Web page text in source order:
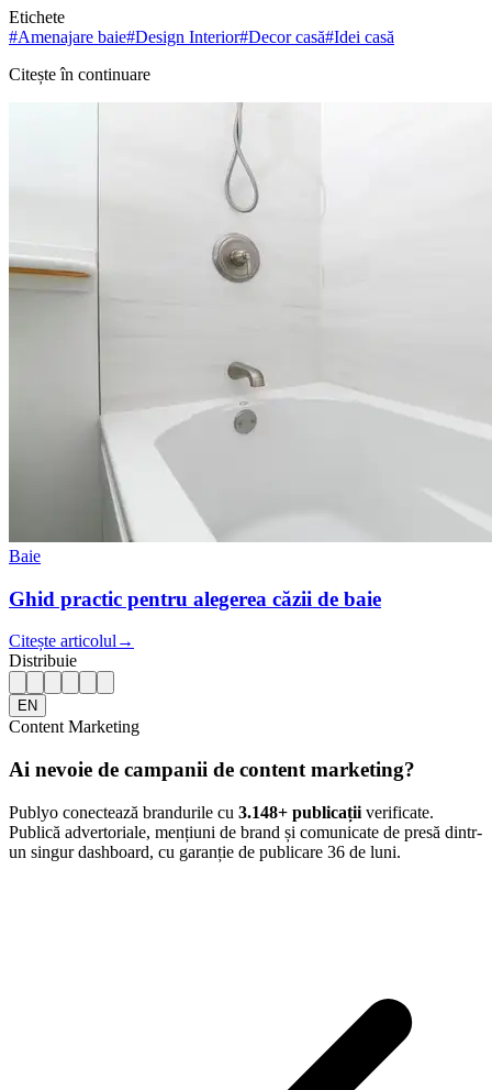
Etichete
#Amenajare baie#Design Interior#Decor casă#Idei casă
Citește în continuare
Baie
Ghid practic pentru alegerea căzii de baie
Citește articolul →
Distribuie
EN
Content Marketing
Ai nevoie de campanii de content marketing?
Publyo conectează brandurile cu 3.148+ publicații verificate.
Publică advertoriale, mențiuni de brand și comunicate de presă dintr-
un singur dashboard, cu garanție de publicare 36 de luni.